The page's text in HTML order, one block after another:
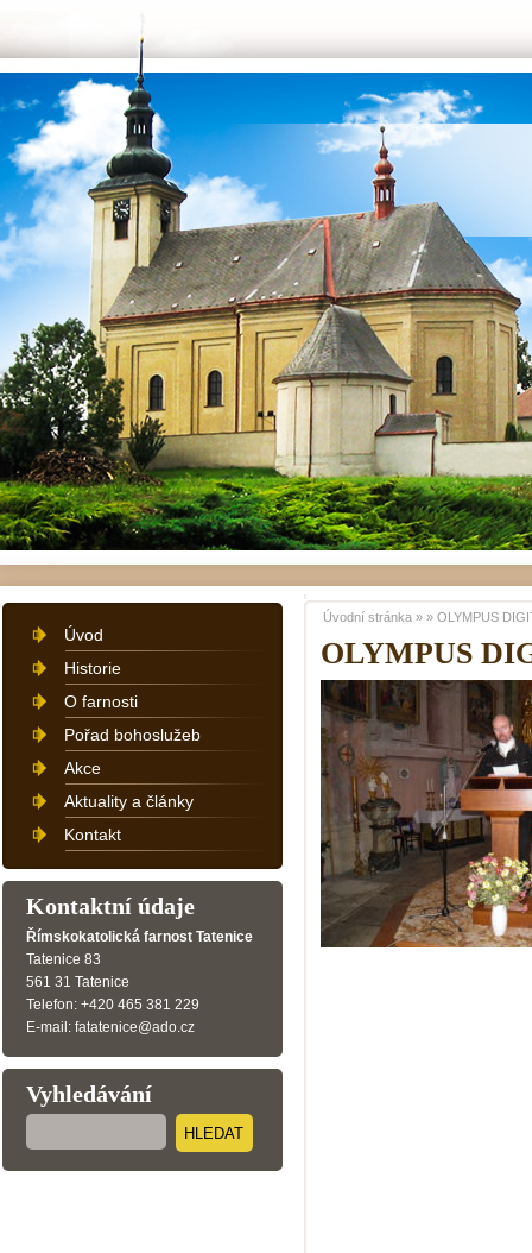
OLYMPUS
Úvodní stránka » » OLYMPUS
Úvod
Historie
O farnosti
Pořad bohoslužeb
Akce
Aktuality a články
Kontakt
Kontaktní údaje
Římskokatolická farnost Tatenice
Tatenice 83
561 31 Tatenice
Telefon: +420 465 381 229
E-mail: fatatenice@ado.cz
Vyhledávání
HLEDAT